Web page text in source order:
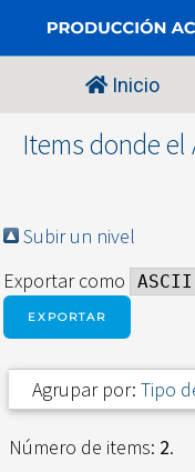
Inicio
Items donde el
Subir un nivel
Exportar como
Agrupar por: Tipo
Número de items: 2.